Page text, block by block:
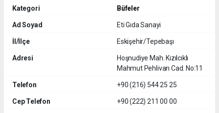
Kategori Büfeler
Ad Soyad Eti Gıda Sanayi
İl/İlçe Eskişehir/Tepebaşı
Adresi
Hoşnudiye Mah. Kızılcıklı
Mahmut Pehlivan Cad. No:11
Telefon +90 (216) 544 25 25
Cep Telefon +90 (222) 211 00 00